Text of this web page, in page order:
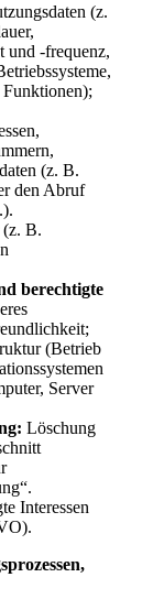
(z.
und -frequenz,
(z. B.
den Abruf
B.
berechtigte
(Betrieb
Server
Löschung
Interessen